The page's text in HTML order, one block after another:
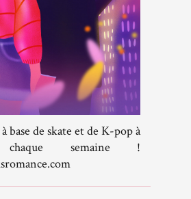
base de skate et de K-pop à
chaque semaine !